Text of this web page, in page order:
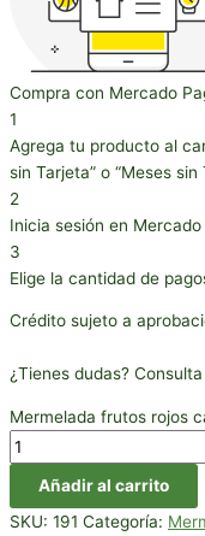
Compra con Mercado
1
Agrega tu producto al
sin Tarjeta” o “Meses sin
2
Inicia sesión en Mercado
3
Elige la cantidad de
Crédito sujeto a
¿Tienes dudas?
Mermelada frutos rojos
Añadir al carrito
SKU: 191 Categoría: